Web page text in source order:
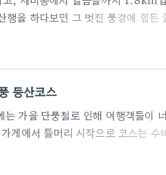
을 하다보면 그 멋진 풍경에 힘든
어 차를 회수하려면 대로를 5.6km
추천코스는 제비봉탐방지원센터
량회수에 좋습니다. 제비봉탐방지
등산코스
가을 단풍철로 인해 여행객들이
게에서 들머리 시작으로 코스는 수
롭네요. 이곳이 언제부터 인지 산행